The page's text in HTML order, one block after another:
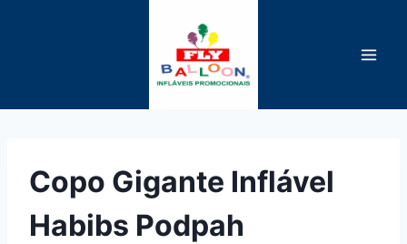
Copo Gigante Inflável
Habibs Podpah